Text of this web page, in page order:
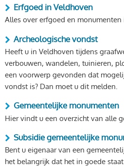
Erfgoed in Veldhoven
Alles over erfgoed en
Archeologische vondst
Heeft u in Veldhoven tijdens
verbouwen, wandelen, tuinieren,
een voorwerp gevonden dat
vondst is? Dan moet u dit melden.
Gemeentelijke monumenten
Hier vindt u een overzicht van alle
Subsidie gemeentelijke
Bent u eigenaar van een
het belangrijk dat het in goede